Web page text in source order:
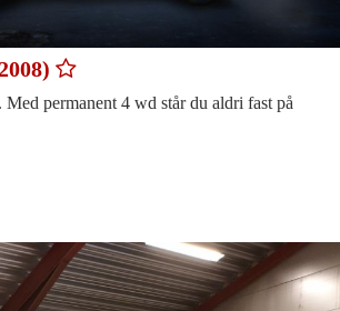
permanent 4 wd står du aldri fast på